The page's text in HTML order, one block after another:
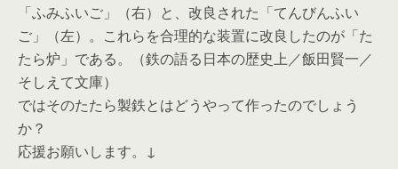
「ふみふいご」（右）と、改良された「てんびんふい
ご」（左）。これらを合理的な装置に改良したのが「た
たら炉」である。（鉄の語る日本の歴史上／飯田賢一／
そしえて文庫）
ではそのたたら製鉄とはどうやって作ったのでしょう
か？
応援お願いします。↓